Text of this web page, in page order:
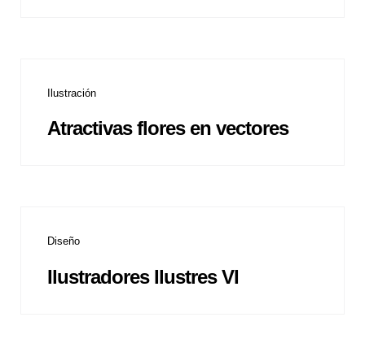
Ilustración
Atractivas flores en vectores
Diseño
Ilustradores Ilustres VI